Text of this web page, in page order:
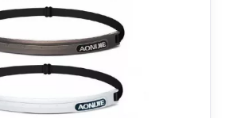
yang simple, hanya ada
merupakan singkatan dari
membuatnya cocok
headbandwanita dan pria.